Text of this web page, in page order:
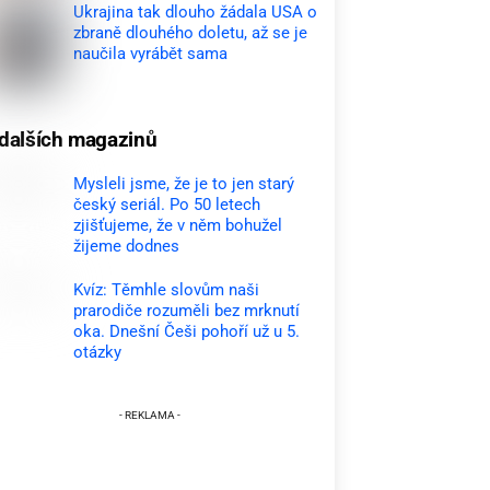
Ukrajina tak dlouho žádala USA o
zbraně dlouhého doletu, až se je
naučila vyrábět sama
magazinů
Mysleli jsme, že je to jen starý
český seriál. Po 50 letech
zjišťujeme, že v něm bohužel
žijeme dodnes
Kvíz: Těmhle slovům naši
prarodiče rozuměli bez mrknutí
oka. Dnešní Češi pohoří už u 5.
otázky